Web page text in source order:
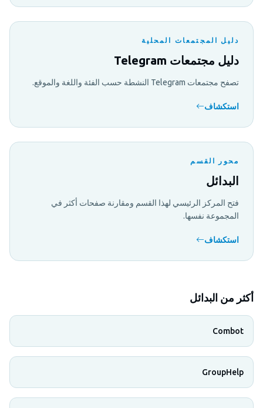
دليل المجتمعات المحلية
دليل مجتمعات Telegram
تصفح مجتمعات Telegram النشطة حسب الفئة واللغة والموقع.
استكشاف
محور القسم
البدائل
فتح المركز الرئيسي لهذا القسم ومقارنة صفحات أكثر في
المجموعة نفسها.
استكشاف
أكثر من البدائل
Combot
GroupHelp